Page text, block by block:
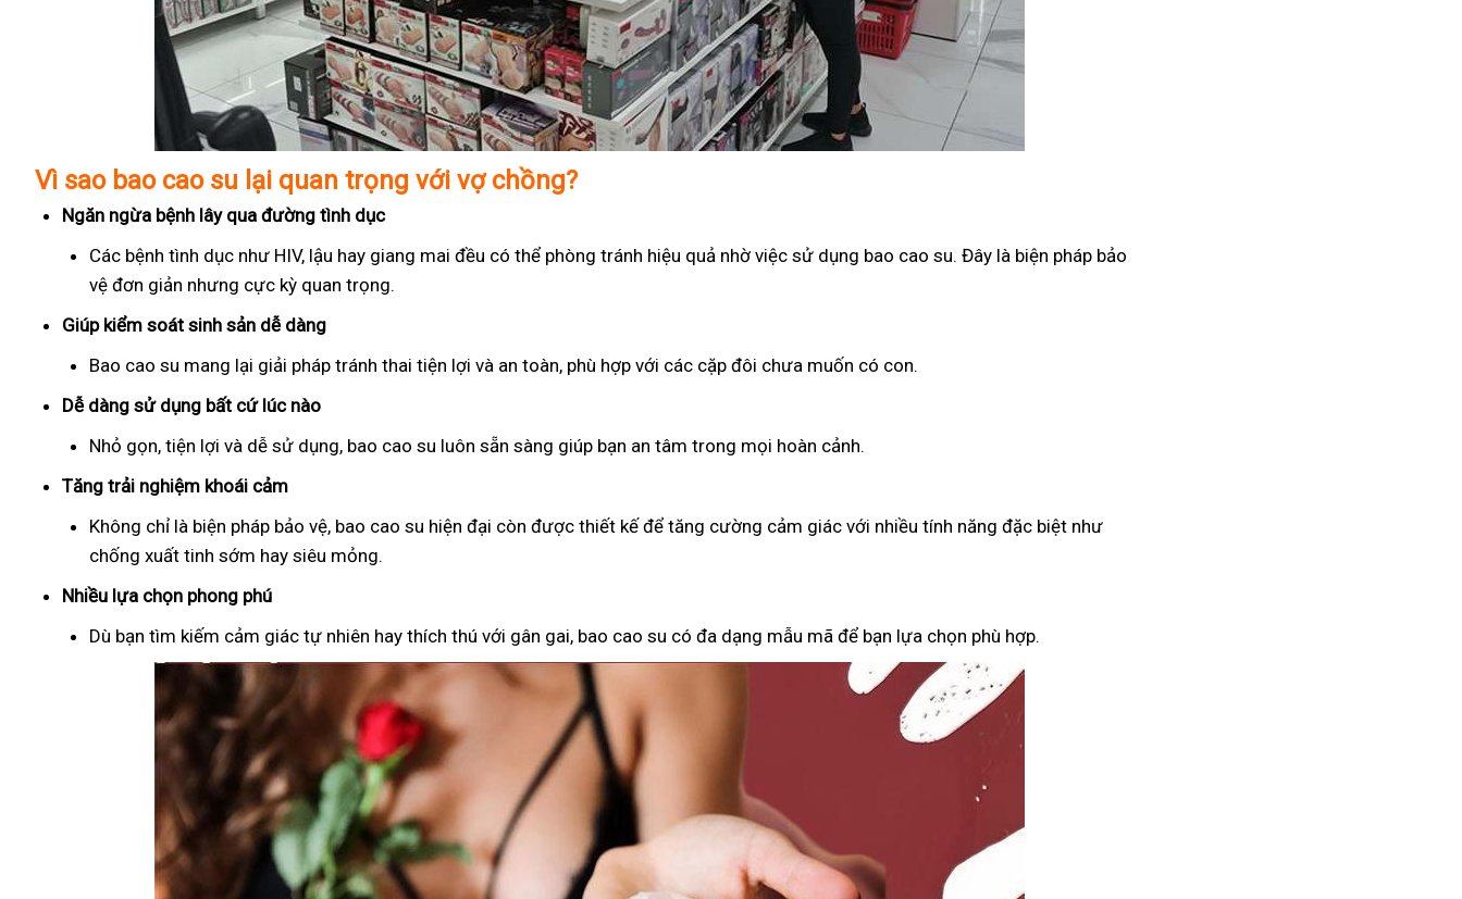
Vì sao bao cao su lại quan trọng với vợ chồng?
Ngăn ngừa bệnh lây qua đường tình dục
Các bệnh tình dục như HIV, lậu hay giang mai đều có thể phòng tránh hiệu quả nhờ việc sử dụng bao cao su. Đây là biện pháp bảo
vệ đơn giản nhưng cực kỳ quan trọng.
Giúp kiểm soát sinh sản dễ dàng
Bao cao su mang lại giải pháp tránh thai tiện lợi và an toàn, phù hợp với các cặp đôi chưa muốn có con.
Dễ dàng sử dụng bất cứ lúc nào
Nhỏ gọn, tiện lợi và dễ sử dụng, bao cao su luôn sẵn sàng giúp bạn an tâm trong mọi hoàn cảnh.
Tăng trải nghiệm khoái cảm
Không chỉ là biện pháp bảo vệ, bao cao su hiện đại còn được thiết kế để tăng cường cảm giác với nhiều tính năng đặc biệt như
chống xuất tinh sớm hay siêu mỏng.
Nhiều lựa chọn phong phú
Dù bạn tìm kiếm cảm giác tự nhiên hay thích thú với gân gai, bao cao su có đa dạng mẫu mã để bạn lựa chọn phù hợp.